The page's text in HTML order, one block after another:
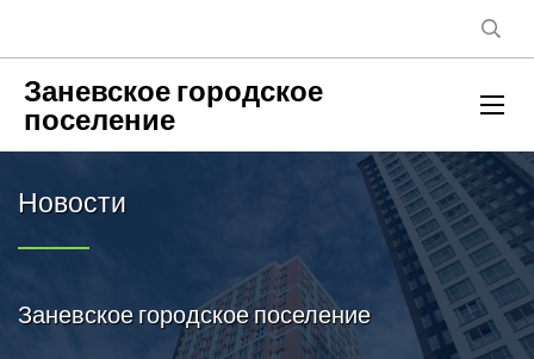
Заневское городское
поселение
Новости
Заневское городское поселение